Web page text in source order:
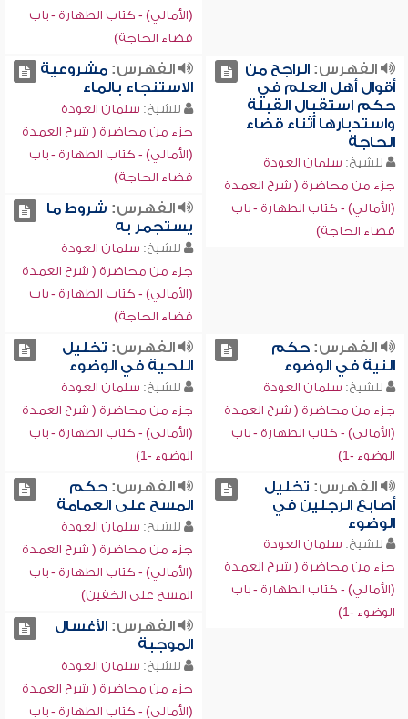
(الأمالي) - كتاب الطهارة - باب
قضاء الحاجة)
الفهرس:الراجح من
أقوال أهل العلم في
حكم استقبال القبلة
واستدبارها أثناء قضاء
الحاجة
للشيخ: سلمان العودة
جزء من محاضرة ( شرح العمدة
(الأمالي) - كتاب الطهارة - باب
قضاء الحاجة)
الفهرس:مشروعية
الاستنجاء بالماء
للشيخ: سلمان العودة
جزء من محاضرة ( شرح العمدة
(الأمالي) - كتاب الطهارة - باب
قضاء الحاجة)
الفهرس: شروط ما
يستجمر به
للشيخ: سلمان العودة
جزء من محاضرة ( شرح العمدة
(الأمالي) - كتاب الطهارة - باب
قضاء الحاجة)
الفهرس:حكم
النية في الوضوء
للشيخ: سلمان العودة
جزء من محاضرة ( شرح العمدة
(الأمالي) - كتاب الطهارة - باب
الوضوء -1)
الفهرس: تخليل
اللحية في الوضوء
للشيخ: سلمان العودة
جزء من محاضرة ( شرح العمدة
(الأمالي) - كتاب الطهارة - باب
الوضوء -1)
الفهرس: تخليل
أصابع الرجلين في
الوضوء
للشيخ: سلمان العودة
جزء من محاضرة ( شرح العمدة
(الأمالي) - كتاب الطهارة - باب
الوضوء -1)
الفهرس:حكم
المسح على العمامة
للشيخ: سلمان العودة
جزء من محاضرة ( شرح العمدة
(الأمالي) - كتاب الطهارة - باب
المسح على الخفين)
الفهرس:الأغسال
الموجبة
للشيخ: سلمان العودة
جزء من محاضرة ( شرح العمدة
(الأمالي) - كتاب الطهارة - باب